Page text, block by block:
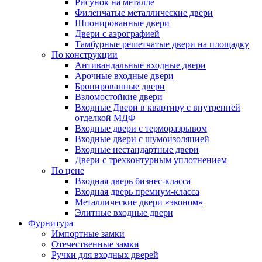
Рисунок на металле
Филенчатые металлические двери
Шпонированные двери
Двери с аэрографией
Тамбурные решетчатые двери на площадку
По конструкции
Антивандальные входные двери
Арочные входные двери
Бронированные двери
Взломостойкие двери
Входные Двери в квартиру с внутренней
отделкой МДФ
Входные двери с терморазрывом
Входные двери с шумоизоляцией
Входные нестандартные двери
Двери с трехконтурным уплотнением
По цене
Входная дверь бизнес-класса
Входная дверь премиум-класса
Металлические двери «эконом»
Элитные входные двери
Фурнитура
Импортные замки
Отечественные замки
Ручки для входных дверей